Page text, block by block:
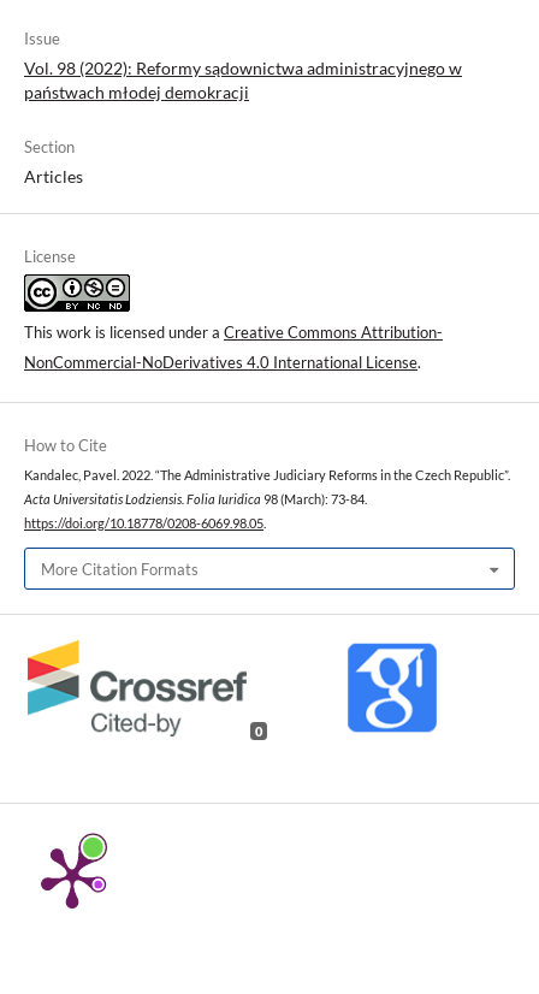
Issue
Vol. 98 (2022): Reformy sądownictwa administracyjnego w
państwach młodej demokracji
Section
Articles
License
This work is licensed under a Creative Commons Attribution-
NonCommercial-NoDerivatives 4.0 International License.
How to Cite
Kandalec, Pavel. 2022. “The Administrative Judiciary Reforms in the Czech Republic”.
Acta Universitatis Lodziensis. Folia Iuridica 98 (March): 73-84.
https://doi.org/10.18778/0208-6069.98.05
More Citation Formats
0